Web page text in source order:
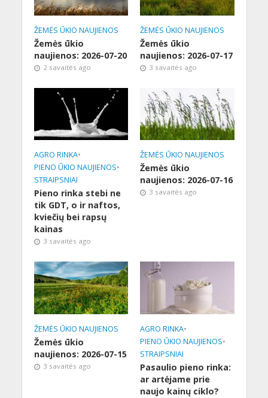
ŽEMĖS ŪKIO NAUJIENOS
Žemės ūkio
naujienos: 2026-07-20
2 savaitės ago
ŽEMĖS ŪKIO NAUJIENOS
Žemės ūkio
naujienos: 2026-07-17
3 savaitės ago
AGRO RINKA•
PIENO ŪKIO NAUJIENOS•
STRAIPSNIAI
Pieno rinka stebi ne
tik GDT, o ir naftos,
kviečių bei rapsų
kainas
3 savaitės ago
ŽEMĖS ŪKIO NAUJIENOS
Žemės ūkio
naujienos: 2026-07-16
3 savaitės ago
ŽEMĖS ŪKIO NAUJIENOS
Žemės ūkio
naujienos: 2026-07-15
3 savaitės ago
AGRO RINKA•
PIENO ŪKIO NAUJIENOS•
STRAIPSNIAI
Pasaulio pieno rinka:
ar artėjame prie
naujo kainų ciklo?